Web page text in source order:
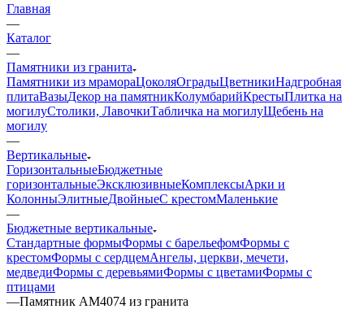
Главная
—
Каталог
—
Памятники из гранита
Памятники из мрамораЦоколяОградыЦветникиНадгробная
плитаВазыДекор на памятникКолумбарийКрестыПлитка на
могилуСтолики, ЛавочкиТабличка на могилуЩебень на
могилу
—
Вертикальные
ГоризонтальныеБюджетные
горизонтальныеЭксклюзивныеКомплексыАрки и
КолонныЭлитныеДвойныеС крестомМаленькие
—
Бюджетные вертикальные
Стандартные формыФормы с барельефомФормы с
крестомФормы с сердцемАнгелы, церкви, мечети,
медведиФормы с деревьямиФормы с цветамиФормы с
птицами
—Памятник AM4074 из гранита